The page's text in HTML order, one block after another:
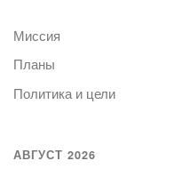
Миссия
Планы
Политика и цели
АВГУСТ 2026